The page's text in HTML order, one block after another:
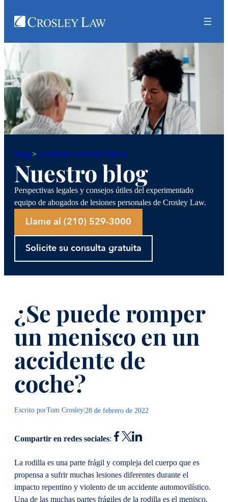
Blog >Accidentes automovilísticos
Nuestro blog
Perspectivas legales y consejos útiles del experimentado
equipo de abogados de lesiones personales de Crosley Law.
Llame al (210) 529-3000
Solicite su consulta gratuita
¿Se puede romper
un menisco en un
accidente de
coche?
Escrito porTom Crosley|28 de febrero de 2022
Compartir en redes sociales:
La rodilla es una parte frágil y compleja del cuerpo que es
propensa a sufrir muchas lesiones diferentes durante el
impacto repentino y violento de un accidente automovilístico.
Una de las muchas partes frágiles de la rodilla es el menisco,